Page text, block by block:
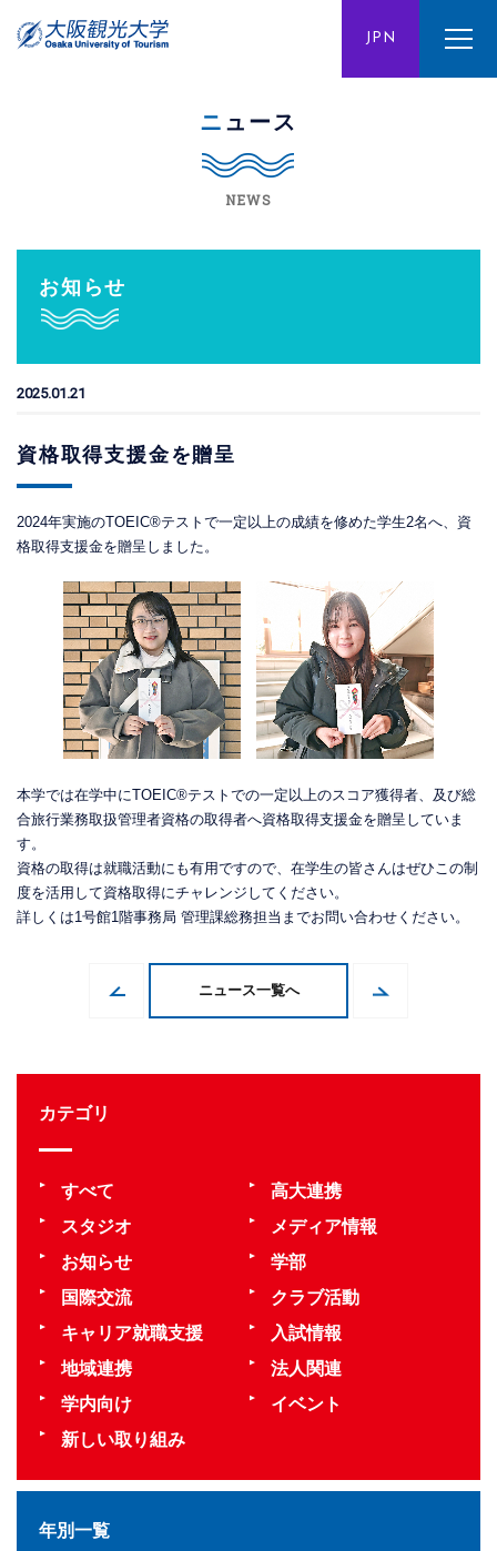
JPN
ENG CHN
ニュース
NEWS
お知らせ
2025.01.21
資格取得支援金を贈呈
2024年実施のTOEIC®テストで一定以上の成績を修めた学生2名へ、資
格取得支援金を贈呈しました。
本学では在学中にTOEIC®テストでの一定以上のスコア獲得者、及び総
合旅行業務取扱管理者資格の取得者へ資格取得支援金を贈呈していま
す。
資格の取得は就職活動にも有用ですので、在学生の皆さんはぜひこの制
度を活用して資格取得にチャレンジしてください。
詳しくは1号館1階事務局 管理課総務担当までお問い合わせください。
ニュース一覧へ
カテゴリ
すべて
高大連携
スタジオ
メディア情報
お知らせ
学部
国際交流
クラブ活動
キャリア就職支援
入試情報
地域連携
法人関連
学内向け
イベント
新しい取り組み
年別一覧